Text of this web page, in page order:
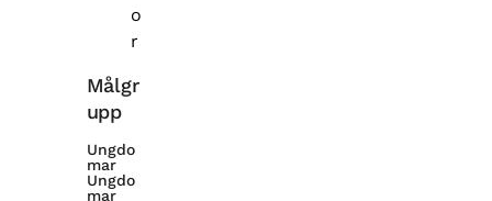
o
r
Målgr
upp
Ungdo
mar
Ungdo
mar